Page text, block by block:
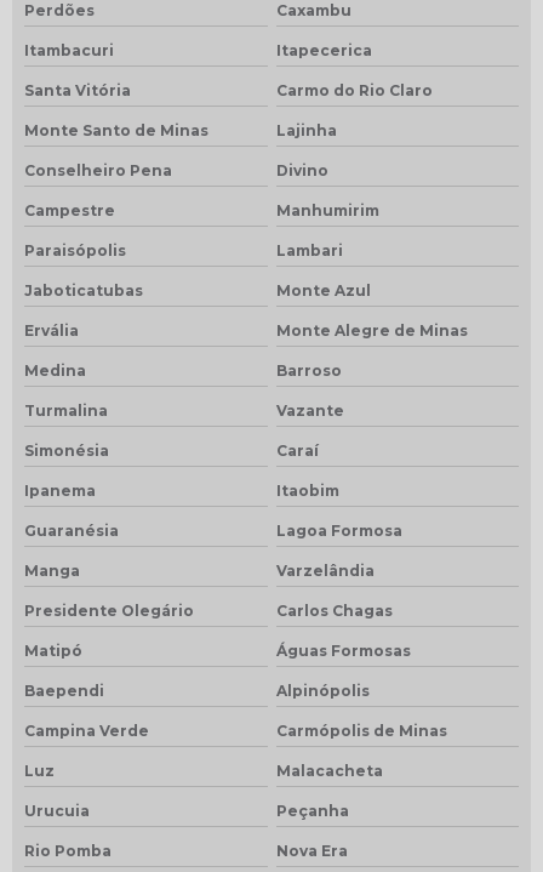
Perdões Caxambu
Itambacuri Itapecerica
Santa Vitória Carmo do Rio Claro
Monte Santo de Minas Lajinha
Conselheiro Pena Divino
Campestre Manhumirim
Paraisópolis Lambari
Jaboticatubas Monte Azul
Ervália Monte Alegre de Minas
Medina Barroso
Turmalina Vazante
Simonésia Caraí
Ipanema Itaobim
Guaranésia Lagoa Formosa
Manga Varzelândia
Presidente Olegário Carlos Chagas
Matipó Águas Formosas
Baependi Alpinópolis
Campina Verde Carmópolis de Minas
Luz Malacacheta
Urucuia Peçanha
Rio Pomba Nova Era